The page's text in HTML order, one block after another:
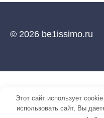
© 2026 be1issimo.ru
Этот сайт использует
использовать сайт, Вы